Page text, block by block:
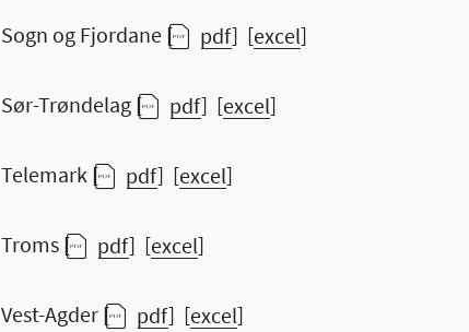
Sogn og Fjordane [ pdf] [excel]
Sør-Trøndelag [ pdf] [excel]
Telemark [ pdf] [excel]
Troms [ pdf] [excel]
Vest-Agder [ pdf] [excel]